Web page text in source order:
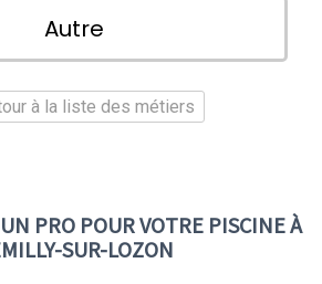
Autre
à la liste des métiers
PRO POUR VOTRE PISCINE À
SUR-LOZON